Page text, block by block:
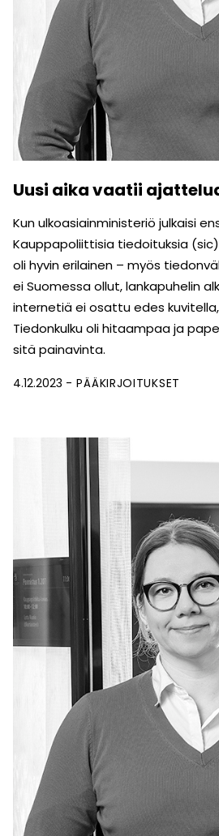
Uusi aika vaatii
Kun ulkoasiainministeriö julkaisi
Kauppapoliittisia tiedoituksia
oli hyvin erilainen – myös
ei Suomessa ollut, lankapuhelin
internetiä ei osattu edes
Tiedonkulku oli hitaampaa ja
sitä painavinta.
4.12.2023 PÄÄKIRJOITUKSET